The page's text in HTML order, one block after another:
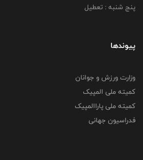
پنج شنبه : تعطیل
پیوندها
وزارت ورزش و جوانان
کمیته ملی المپیک
کمیته ملی پاراالمپیک
فدراسیون جهانی